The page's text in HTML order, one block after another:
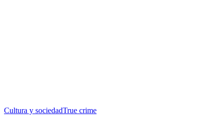
Cultura y sociedadTrue crime